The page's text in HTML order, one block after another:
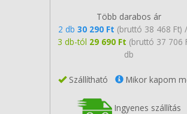
Több darabos ár
2 db 30 290 Ft (bruttó 38 468 Ft)
3 db-tól 29 690 Ft (bruttó 37 706
db
Szállítható Mikor kapom
Ingyenes szállítás